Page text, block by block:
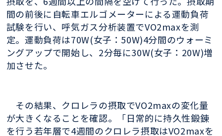
間の前後に自転車エルゴメーターによる運動負荷
試験を行い、呼気ガス分析装置でVO2maxを測
定。運動負荷は70W(女子：50W)4分間のウォーミ
ングアップで開始し、2分毎に30W(女子：20W)増
加させた。
その結果、クロレラの摂取でVO2maxの変化量
が大きくなることを確認。「日常的に持久性鍛錬
を行う若年層で4週間のクロレラ摂取はVO2maxを